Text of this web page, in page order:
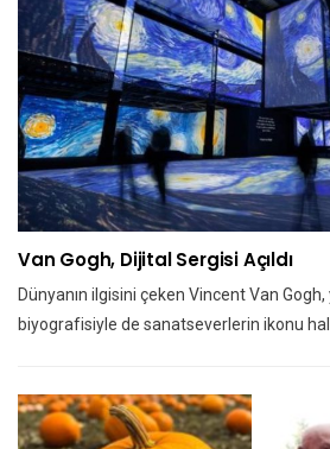
Van Gogh, Dijital Sergisi Açıldı
Dünyanın ilgisini çeken Vincent Van Gogh,
biyografisiyle de sanatseverlerin ikonu